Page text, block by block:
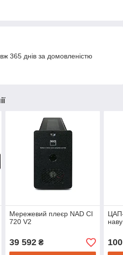
365 днів за домовленістю
Мережевий плеєр NAD CI
720 V2
39 592₴